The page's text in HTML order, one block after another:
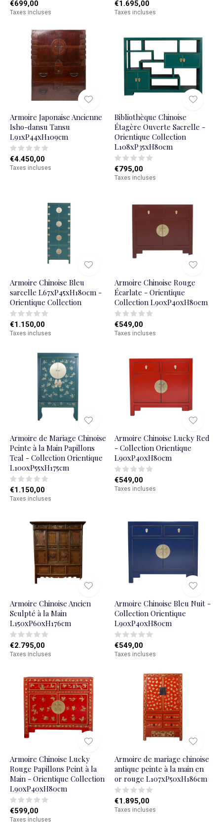
€699,00
Taxes incluses
€1.695,00
Taxes incluses
Armoire Japonaise Ancienne
Isho-dansu Tansu
L91xP44xH109cm
€4.450,00
Taxes incluses
Bibliothèque Chinoise
Étagère Ouverte Sacrelle -
Orientique Collection
L108xP35xH80cm
€795,00
Taxes incluses
Armoire Chinoise Bleu
sarcelle L67xP45xH180cm -
Orientique Collection
€1.150,00
Taxes incluses
Armoire Chinoise Rouge
Écarlate - Orientique
Collection L90xP40xH80cm
€549,00
Taxes incluses
Armoire de Mariage Chinoise
Peinte à la Main Papillons
Teal - Collection Orientique
L100xP55xH175cm
€1.150,00
Taxes incluses
Armoire Chinoise Lucky Red
- Collection Orientique
L90xP40xH80cm
€549,00
Taxes incluses
Armoire Chinoise Ancien
Sculpté à la Main
L150xP60xH176cm
€2.795,00
Taxes incluses
Armoire Chinoise Bleu Nuit -
Collection Orientique
L90xP40xH80cm
€549,00
Taxes incluses
Armoire Chinoise Lucky
Rouge Papillons Peint à la
Main - Orientique Collection
L90xP40xH80cm
€599,00
Taxes incluses
Armoire de mariage chinoise
antique peinte à la main en
or rouge L107xP50xH186cm
€1.895,00
Taxes incluses